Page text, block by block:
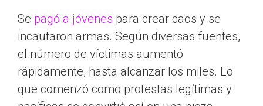
Se pagó a jóvenes para crear caos y se
incautaron armas. Según diversas fuentes,
el número de víctimas aumentó
rápidamente, hasta alcanzar los miles. Lo
que comenzó como protestas legítimas y